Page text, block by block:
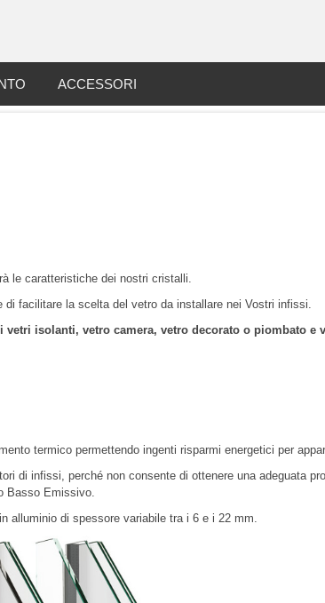
ACCESSORI
le caratteristiche dei nostri cristalli.
facilitare la scelta del vetro da installare nei Vostri infissi.
isolanti, vetro camera, vetro decorato o piombato e
termico permettendo ingenti risparmi energetici per
di infissi, perché non consente di ottenere una adeguata
Basso Emissivo.
alluminio di spessore variabile tra i 6 e i 22 mm.